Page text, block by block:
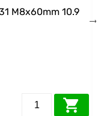
M8x60mm 10.9